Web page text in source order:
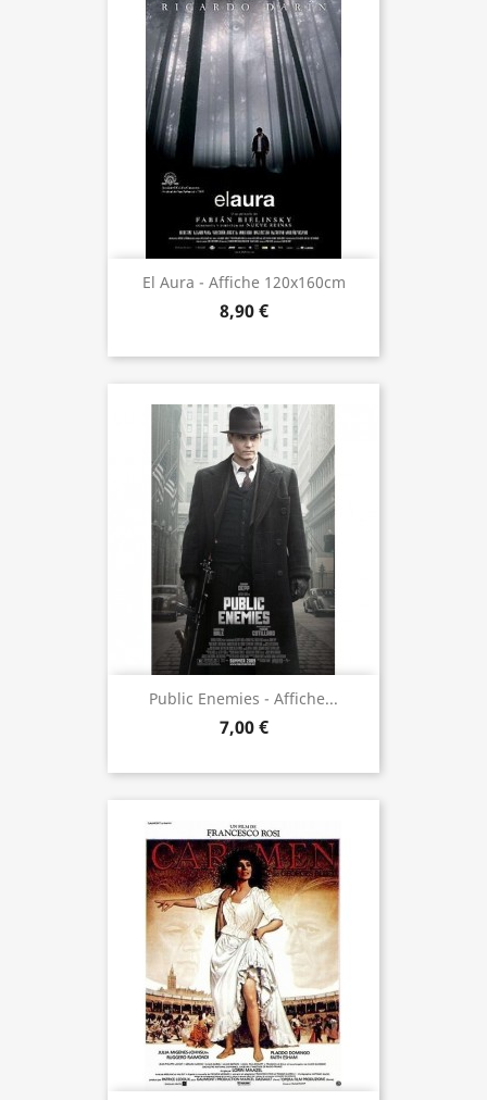
El Aura - Affiche 120x160cm
8,90 €
Public Enemies - Affiche...
7,00 €